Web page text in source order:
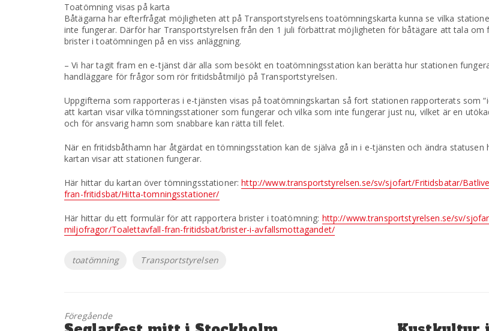
Toatömning visas på karta
Båtägarna har efterfrågat möjligheten att på Transportstyrelsens toatömningskarta kunna se vilka
inte fungerar. Därför har Transportstyrelsen från den 1 juli förbättrat möjligheten för båtägare att tala om
brister i toatömningen på en viss anläggning.
– Vi har tagit fram en e-tjänst där alla som besökt en toatömningsstation kan berätta hur stationen
handläggare för frågor som rör fritidsbåtmiljö på Transportstyrelsen.
Uppgifterna som rapporteras i e-tjänsten visas på toatömningskartan så fort stationen rapporterats som
att kartan visar vilka tömningsstationer som fungerar och vilka som inte fungerar just nu, vilket är en
och för ansvarig hamn som snabbare kan rätta till felet.
När en fritidsbåthamn har åtgärdat en tömningsstation kan de själva gå in i e-tjänsten och ändra
kartan visar att stationen fungerar.
Här hittar du kartan över tömningsstationer:http://www.transportstyrelsen.se/sv/sjofart/Fritidsbatar/
fran-fritidsbat/Hitta-tomningsstationer/
Här hittar du ett formulär för att rapportera brister i toatömning: http://www.transportstyrelsen.se/sv/
miljofragor/Toalettavfall-fran-fritidsbat/brister-i-avfallsmottagandet/
Etiketter
toatömning Transportstyrelsen
Föregående
Föregående
Nästa